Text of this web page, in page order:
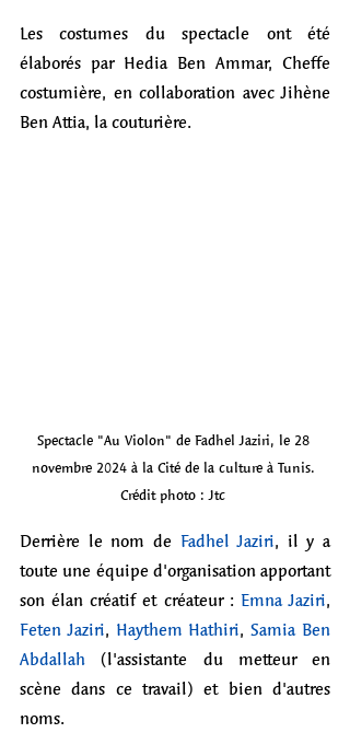
Les costumes du spectacle ont été
élaborés par Hedia Ben Ammar, Cheffe
costumière, en collaboration avec Jihène
Ben Attia, la couturière.
Spectacle "Au Violon" de Fadhel Jaziri, le 28
novembre 2024 à la Cité de la culture à Tunis.
Crédit photo : Jtc
Derrière le nom de Fadhel Jaziri, il y a
toute une équipe d'organisation apportant
son élan créatif et créateur : Emna Jaziri
Feten Jaziri, Haythem Hathiri, Samia Ben
Abdallah (l'assistante du metteur en
scène dans ce travail) et bien d'autres
noms.